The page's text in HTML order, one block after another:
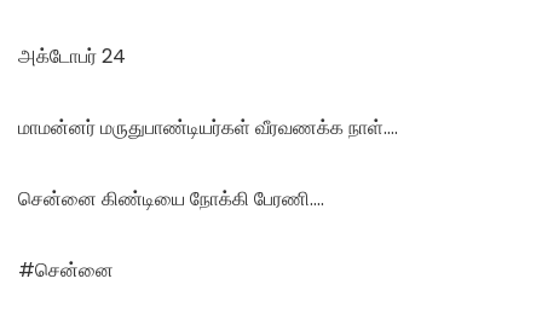
அக்டோபர் 24
மாமன்னர் மருதுபாண்டியர்கள் வீரவணக்க நாள்….
சென்னை கிண்டியை நோக்கி பேரணி….
#சென்னை